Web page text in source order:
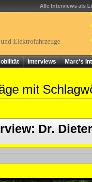
Alle Interviews als
Elektrofahrzeuge
Interviews Marc's
mit
Dr.